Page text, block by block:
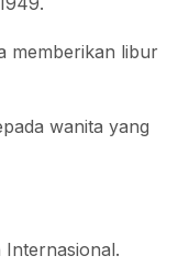
memberikan libur
wanita yang